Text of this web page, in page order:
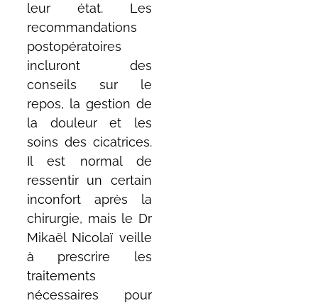
leur état. Les
recommandations
postopératoires
incluront des
conseils sur le
repos, la gestion de
la douleur et les
soins des cicatrices.
Il est normal de
ressentir un certain
inconfort après la
chirurgie, mais le Dr
Mikaël Nicolaï veille
à prescrire les
traitements
nécessaires pour